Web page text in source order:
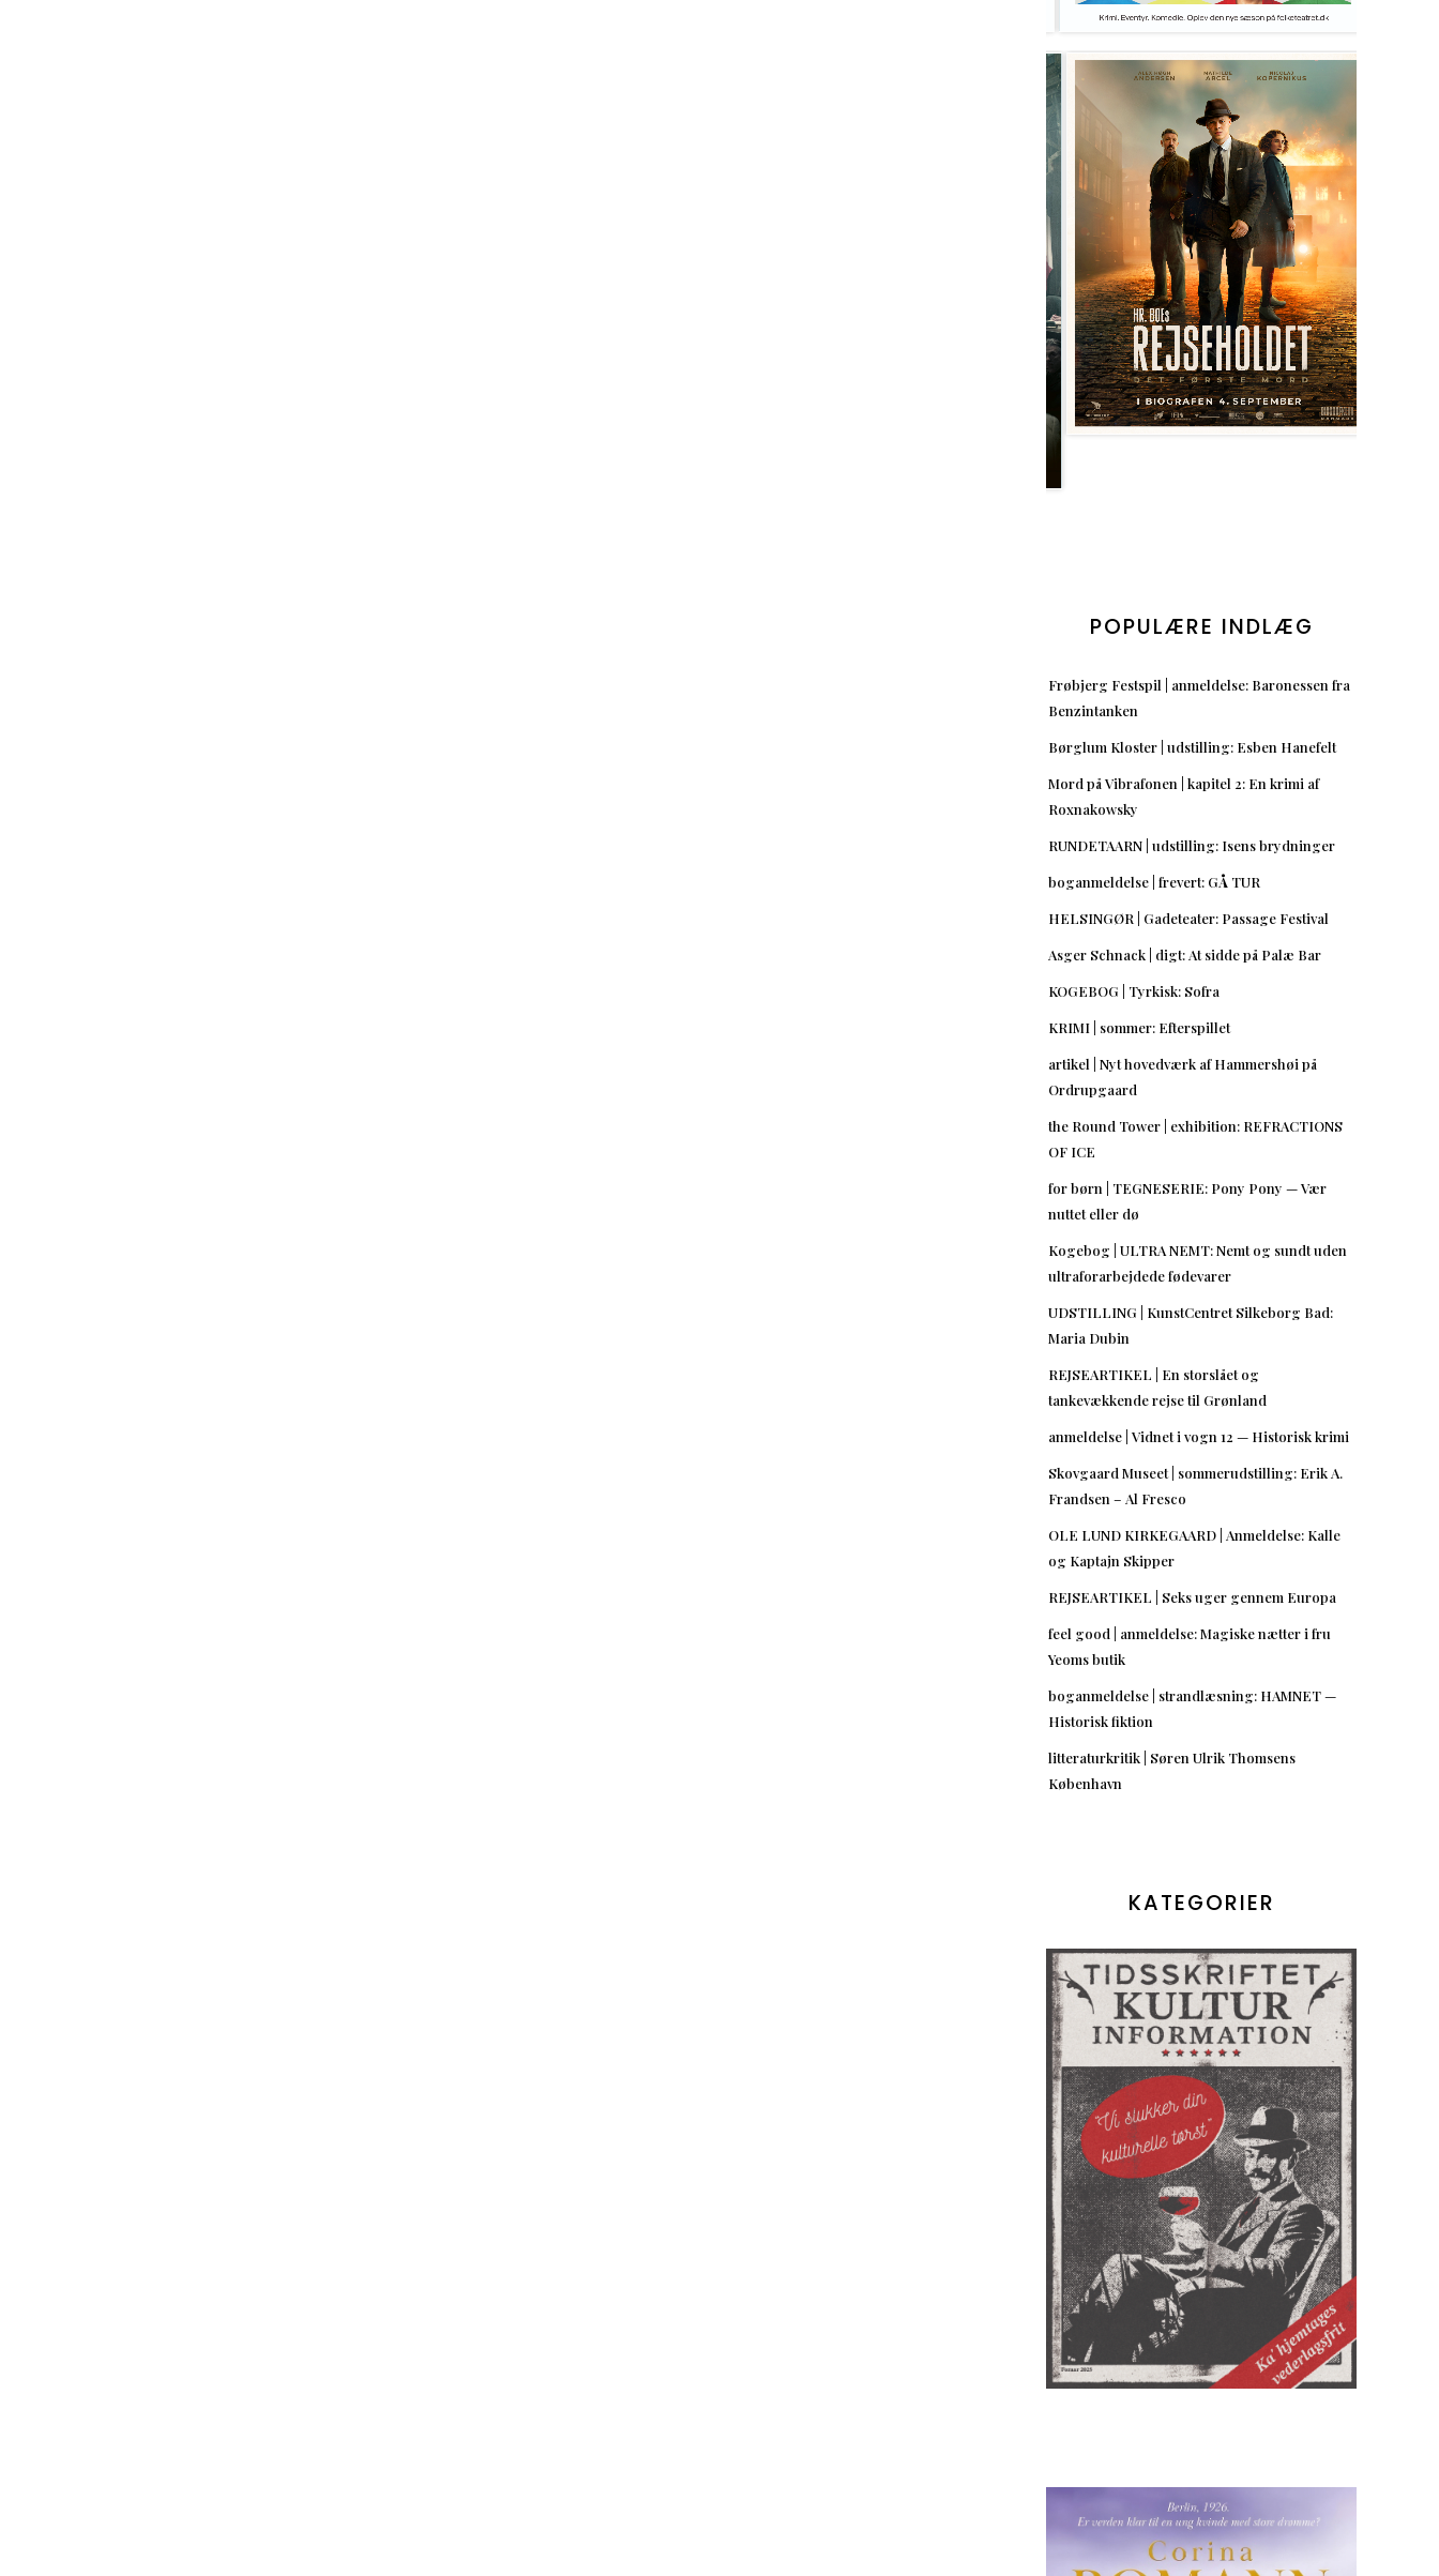
POPULÆRE INDLÆG
Frøbjerg Festspil | anmeldelse: Baronessen fra
Benzintanken
Børglum Kloster | udstilling: Esben Hanefelt
Mord på Vibrafonen | kapitel 2: En krimi af
Roxnakowsky
RUNDETAARN | udstilling: Isens brydninger
boganmeldelse | frevert: GÅ TUR
HELSINGØR | Gadeteater: Passage Festival
Asger Schnack | digt: At sidde på Palæ Bar
KOGEBOG | Tyrkisk: Sofra
KRIMI | sommer: Efterspillet
artikel | Nyt hovedværk af Hammershøi på
Ordrupgaard
the Round Tower | exhibition: REFRACTIONS
OF ICE
for børn | TEGNESERIE: Pony Pony — Vær
nuttet eller dø
Kogebog | ULTRA NEMT: Nemt og sundt uden
ultraforarbejdede fødevarer
UDSTILLING | KunstCentret Silkeborg Bad:
Maria Dubin
REJSEARTIKEL | En storslået og
tankevækkende rejse til Grønland
anmeldelse | Vidnet i vogn 12 — Historisk krimi
Skovgaard Museet | sommerudstilling: Erik A.
Frandsen – Al Fresco
OLE LUND KIRKEGAARD | Anmeldelse: Kalle
og Kaptajn Skipper
REJSEARTIKEL | Seks uger gennem Europa
feel good | anmeldelse: Magiske nætter i fru
Yeoms butik
boganmeldelse | strandlæsning: HAMNET —
Historisk fiktion
litteraturkritik | Søren Ulrik Thomsens
København
KATEGORIER